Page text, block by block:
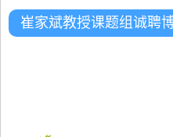
崔家斌教授课题组诚聘